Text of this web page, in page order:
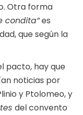
Otra forma
condita”es
que según la
pacto, hay que
noticias por
y Ptolomeo, y
del convento